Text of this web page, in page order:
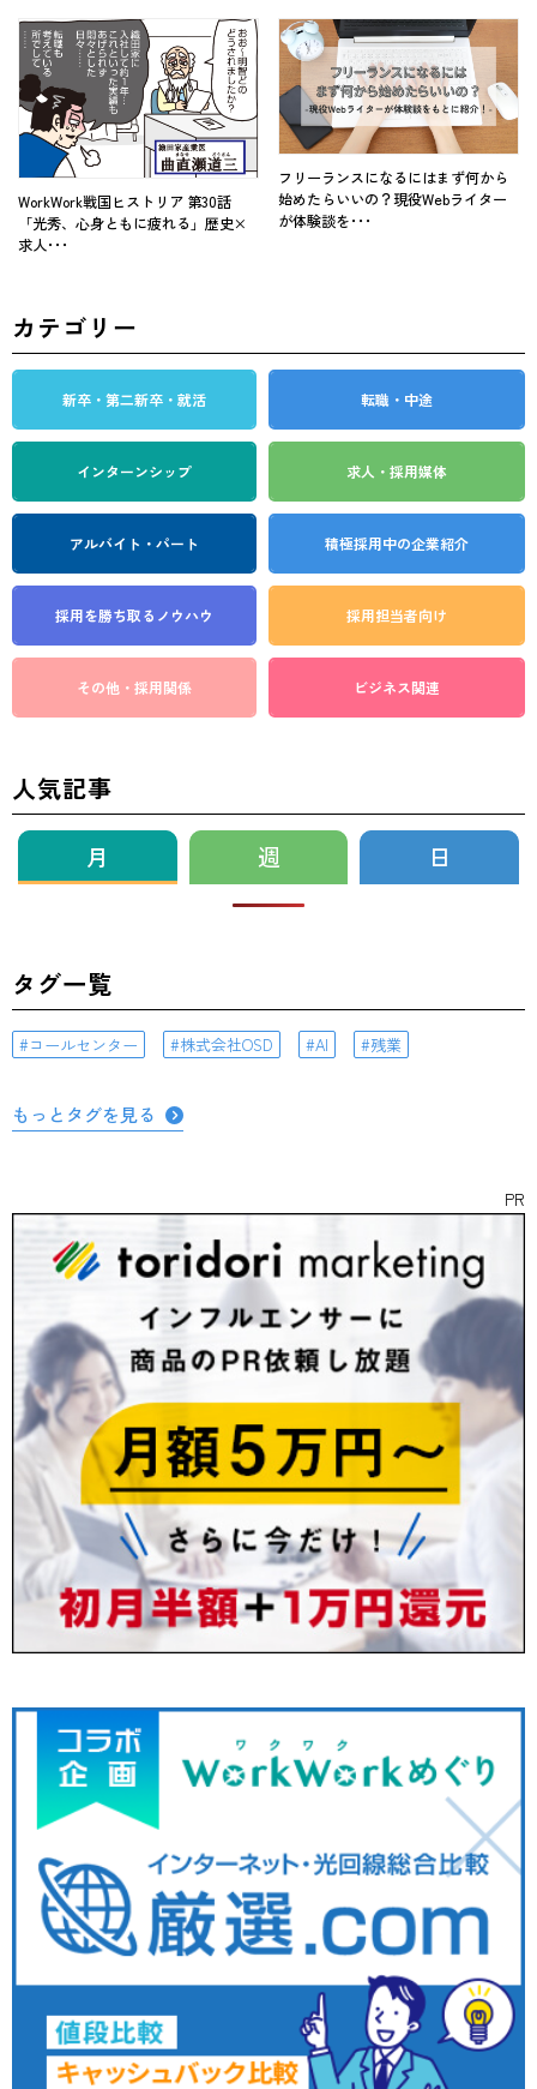
WorkWork戦国ヒストリア 第30話
「光秀、心身ともに疲れる」歴史×
求人･･･
フリーランスになるにはまず何から
始めたらいいの？現役Webライター
が体験談を･･･
カテゴリー
新卒・第二新卒・就活 転職・中途
インターンシップ 求人・採用媒体
アルバイト・パート 積極採用中の企業紹介
採用を勝ち取る ノウハウ 採用担当者向け
その他・採用関係 ビジネス関連
人気記事
月 週 日
タグ一覧
コールセンター 株式会社OSD AI 残業
もっとタグを見る
PR